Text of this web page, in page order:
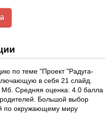
по теме "Проект "Радуга-
в себя 21 слайд.
Средняя оценка: 4.0 балла
Большой выбор
по окружающему миру